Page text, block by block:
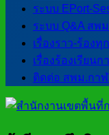
ระบบ EPort-
ระบบ Q&A สพ
เรื่องราว-ร้องทุ
เรื่องร้องเรียนก
ติดต่อ สพม.กา